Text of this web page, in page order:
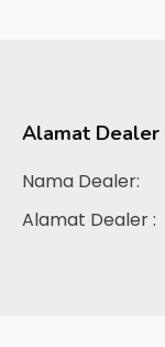
Alamat Dealer
Nama Dealer:
Alamat Dealer :